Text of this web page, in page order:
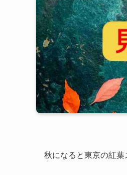
秋になると東京の紅葉